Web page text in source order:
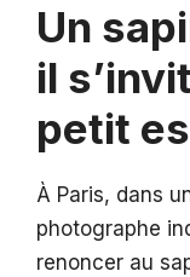
Un
il
petit
À Paris, dans
photographe
renoncer au